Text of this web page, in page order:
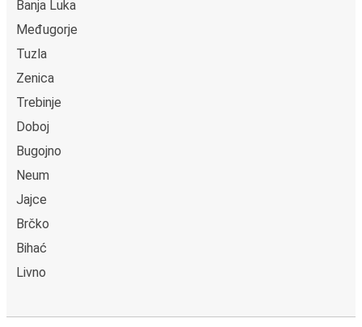
Banja Luka
Međugorje
Tuzla
Zenica
Trebinje
Doboj
Bugojno
Neum
Jajce
Brčko
Bihać
Livno